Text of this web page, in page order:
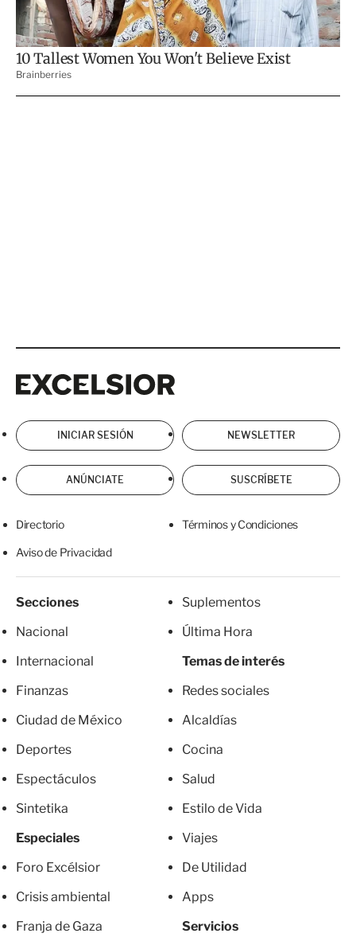
INICIAR SESIÓN NEWSLETTER
ANÚNCIATE SUSCRÍBETE
Directorio Términos y Condiciones
Aviso de Privacidad
Secciones
Nacional
Internacional
Finanzas
Ciudad de México
Deportes
Espectáculos
Sintetika
Especiales
Foro Excélsior
Crisis ambiental
Franja de Gaza
Suplementos
Última Hora
Temas de interés
Redes sociales
Alcaldías
Cocina
Salud
Estilo de Vida
Viajes
De Utilidad
Apps
Servicios